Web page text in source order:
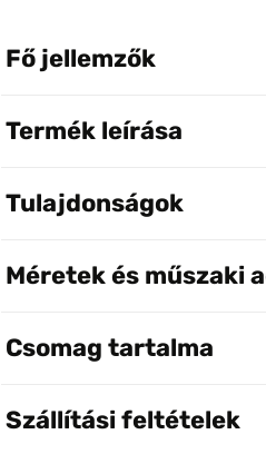
Fő jellemzők
Termék leírása
Tulajdonságok
Méretek és műszaki
Csomag tartalma
Szállítási feltételek